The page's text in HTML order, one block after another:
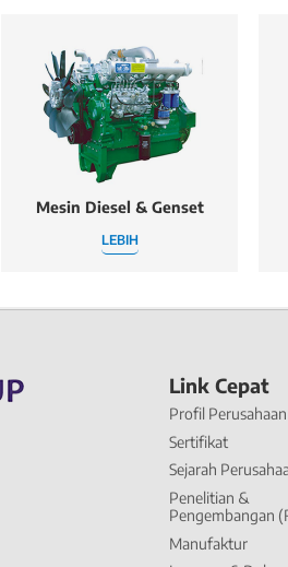
Mesin Diesel & Genset
LEBIH
Link Cepat
Profil Perusahaan
Sertifikat
Sejarah
Penelitian &
Pengembangan
Manufaktur